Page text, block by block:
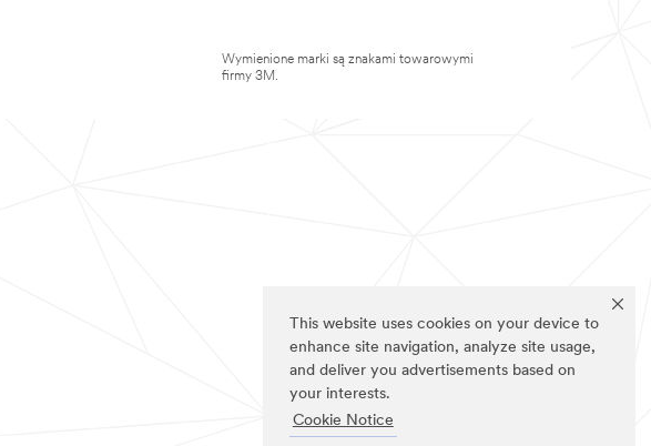
This website uses cookies on your device to
enhance site navigation, analyze site usage,
and deliver you advertisements based on
your interests.
Cookie Notice
Wymienione marki są znakami towarowymi
firmy 3M.